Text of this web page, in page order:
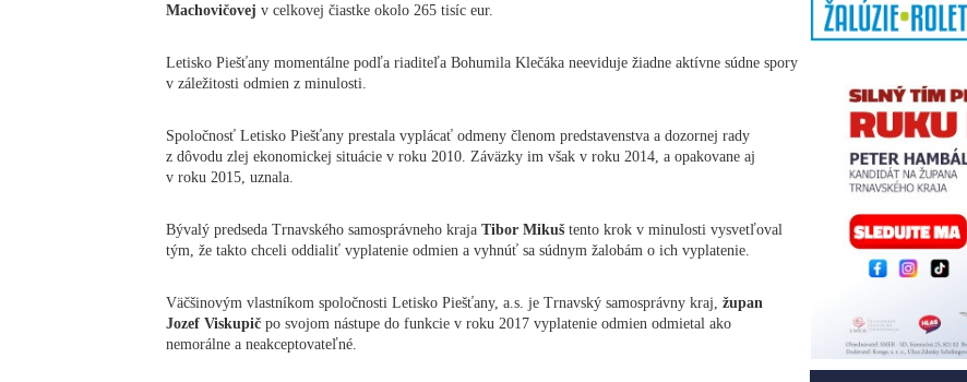
Machovičovej v celkovej čiastke okolo 265 tisíc eur.
Letisko Piešťany momentálne podľa riaditeľa Bohumila Klečáka neeviduje žiadne aktívne súdne spory
v záležitosti odmien z minulosti.
Spoločnosť Letisko Piešťany prestala vyplácať odmeny členom predstavenstva a dozornej rady
z dôvodu zlej ekonomickej situácie v roku 2010. Záväzky im však v roku 2014, a opakovane aj
v roku 2015, uznala.
Bývalý predseda Trnavského samosprávneho kraja Tibor Mikuš tento krok v minulosti vysvetľoval
tým, že takto chceli oddialiť vyplatenie odmien a vyhnúť sa súdnym žalobám o ich vyplatenie.
Väčšinovým vlastníkom spoločnosti Letisko Piešťany, a.s. je Trnavský samosprávny kraj, župan
Jozef Viskupič po svojom nástupe do funkcie v roku 2017 vyplatenie odmien odmietal ako
nemorálne a neakceptovateľné.